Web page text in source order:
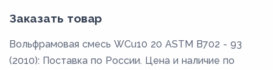
Заказать товар
Вольфрамовая смесь WCu10 20 ASTM B702 - 93
(2010): Поставка по России. Цена и наличие по